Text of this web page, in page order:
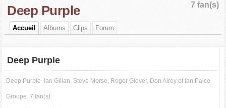
7 fan(s)
Deep Purple
Accueil Albums Clips Forum
Deep Purple
Deep Purple Ian Gillan, Steve Morse, Roger Glover, Don Airey et Ian Paice
Groupe 7 fan(s)